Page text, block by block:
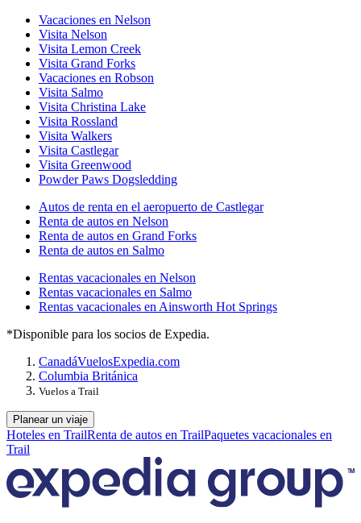
Vacaciones en Nelson
Visita Nelson
Visita Lemon Creek
Visita Grand Forks
Vacaciones en Robson
Visita Salmo
Visita Christina Lake
Visita Rossland
Visita Walkers
Visita Castlegar
Visita Greenwood
Powder Paws Dogsledding
Autos de renta en el aeropuerto de Castlegar
Renta de autos en Nelson
Renta de autos en Grand Forks
Renta de autos en Salmo
Rentas vacacionales en Nelson
Rentas vacacionales en Salmo
Rentas vacacionales en Ainsworth Hot Springs
*Disponible para los socios de Expedia.
CanadáVuelosExpedia.com
Columbia Británica
Vuelos a Trail
Planear un viaje
Hoteles en TrailRenta de autos en TrailPaquetes vacacionales en
Trail